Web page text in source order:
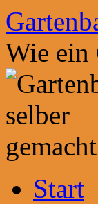
Zum
Inhalt
springen
Wie ein
Start